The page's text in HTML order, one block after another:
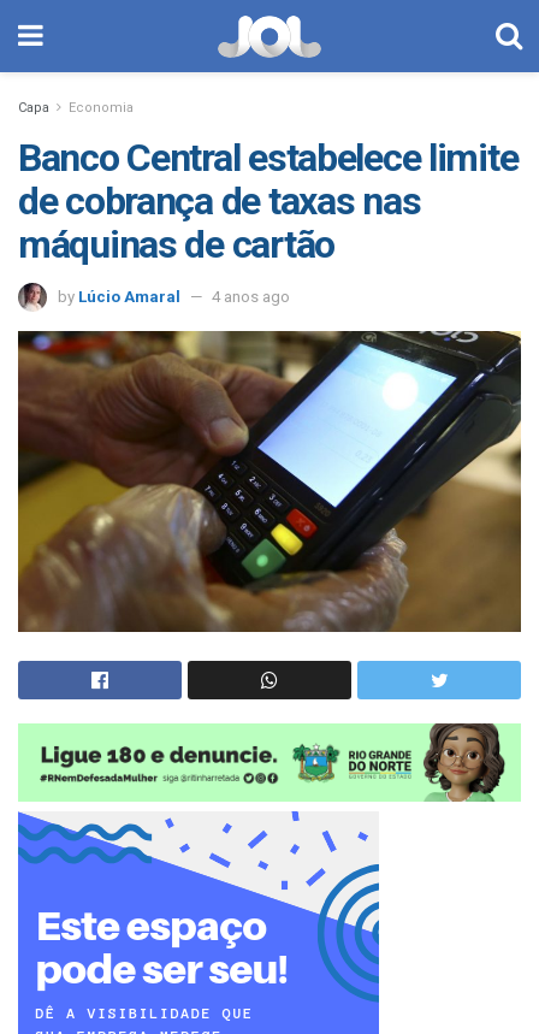
Capa Economia
Banco Central estabelece limite
de cobrança de taxas nas
máquinas de cartão
by Lúcio Amaral 4 anos ago